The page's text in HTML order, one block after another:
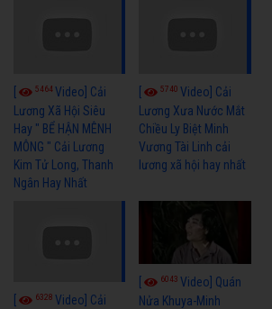
5464Video] Cải
Lương Xã Hội Siêu
Hay " BỂ HẬN MÊNH
MÔNG " Cải Lương
Kim Tử Long, Thanh
Ngân Hay Nhất
5740Video] Cải
Lương Xưa Nước Mắt
Chiều Ly Biệt Minh
Vương Tài Linh cải
lương xã hội hay nhất
6328 Video] Cải
6043Video] Quán
Nửa Khuya-Minh